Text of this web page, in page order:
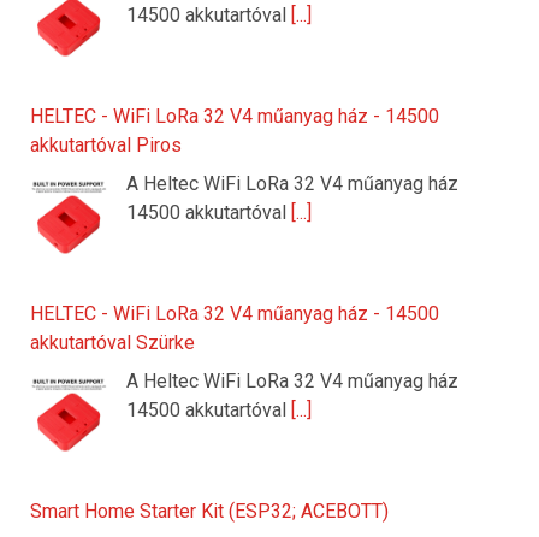
14500 akkutartóval
[...]
HELTEC - WiFi LoRa 32 V4 műanyag ház - 14500
akkutartóval Piros
A Heltec WiFi LoRa 32 V4 műanyag ház
14500 akkutartóval
[...]
HELTEC - WiFi LoRa 32 V4 műanyag ház - 14500
akkutartóval Szürke
A Heltec WiFi LoRa 32 V4 műanyag ház
14500 akkutartóval
[...]
Smart Home Starter Kit (ESP32; ACEBOTT)